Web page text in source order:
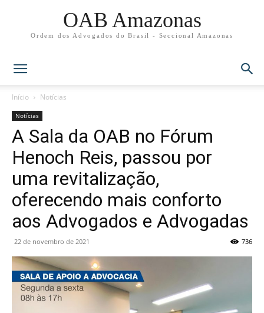
OAB Amazonas
Ordem dos Advogados do Brasil - Seccional Amazonas
Início Notícias
Notícias
A Sala da OAB no Fórum
Henoch Reis, passou por
uma revitalização,
oferecendo mais conforto
aos Advogados e Advogadas
22 de novembro de 2021 736